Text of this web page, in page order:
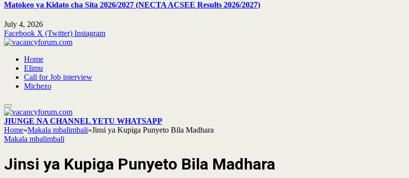
Matokeo ya Kidato cha Sita 2026/2027 (NECTA ACSEE Results 2026/2027)
July 4, 2026
Facebook X (Twitter) Instagram
Home
Elimu
Call for Job interview
Michezo
JIUNGE NA CHANNEL YETU WHATSAPP
Home»Makala mbalimbali»Jinsi ya Kupiga Punyeto Bila Madhara
Makala mbalimbali
Jinsi ya Kupiga Punyeto Bila Madhara